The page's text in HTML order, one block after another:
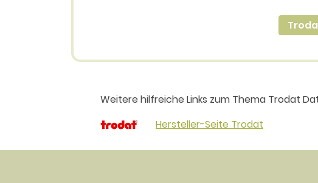
Weitere hilfreiche Links zum Thema Trodat
Hersteller-Seite Trodat